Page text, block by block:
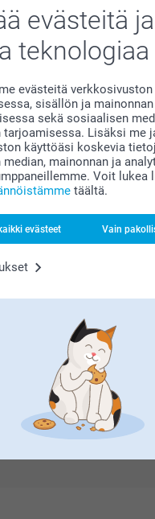
evästeitä ja
teknologiaa
evästeitä
sisällön ja mainonnan
sekä sosiaalisen
Lisäksi me
käyttöäsi koskevia
mainonnan ja
Voit lukea
täältä.
evästeet Vain
Tyytyväisyystakuu
kaikista
Etsitkö
täällä sinun